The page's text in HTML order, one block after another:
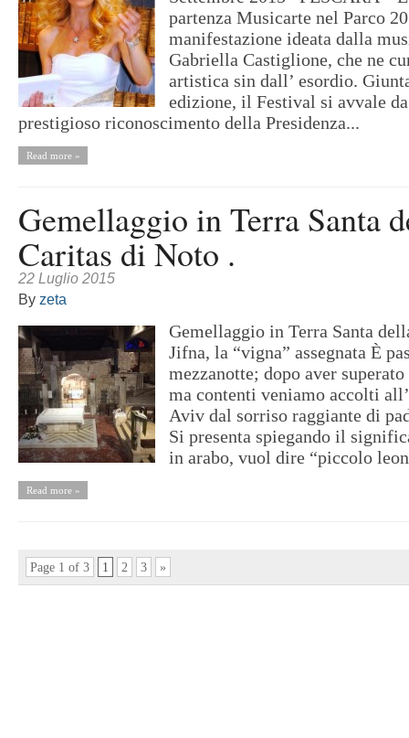
partenza Musicarte nel Parco
manifestazione ideata dalla
Gabriella Castiglione, che ne
artistica sin dall’ esordio.
edizione, il Festival si avvale
prestigioso riconoscimento della Presidenza...
Read more »
Gemellaggio in Terra Santa
Caritas di Noto .
22 Luglio 2015
By zeta
Gemellaggio in Terra Santa
Jifna, la “vigna” assegnata È
mezzanotte; dopo aver
ma contenti veniamo accolti
Aviv dal sorriso raggiante di
Si presenta spiegando il
in arabo, vuol dire “piccolo
Read more »
Page 1 of 3 1 2 3 »